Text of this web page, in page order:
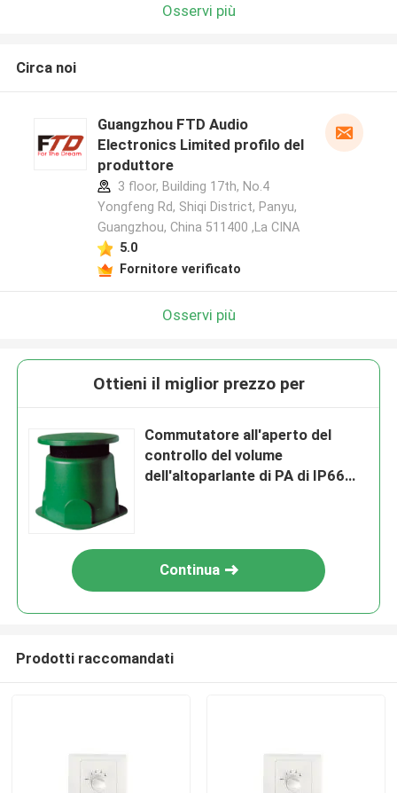
Osservi più
Circa noi
Guangzhou FTD Audio
Electronics Limited profilo del
produttore
3 floor, Building 17th, No.4
Yongfeng Rd, Shiqi District, Panyu,
Guangzhou, China 511400 ,La CINA
5.0
Fornitore verificato
Osservi più
Ottieni il miglior prezzo per
Commutatore all'aperto del
controllo del volume
dell'altoparlante di PA di IP66
Continua
Prodotti raccomandati